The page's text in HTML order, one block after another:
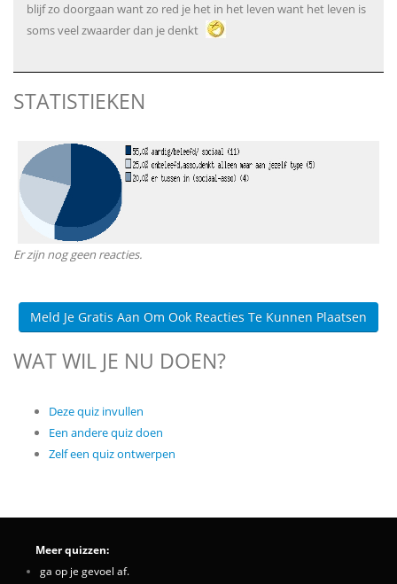
blijf zo doorgaan want zo red je het in het leven want het leven is
soms veel zwaarder dan je denkt
STATISTIEKEN
Er zijn nog geen reacties.
Meld Je Gratis Aan Om Ook Reacties Te Kunnen Plaatsen
WAT WIL JE NU DOEN?
Deze quiz invullen
Een andere quiz doen
Zelf een quiz ontwerpen
Meer quizzen:
ga op je gevoel af.